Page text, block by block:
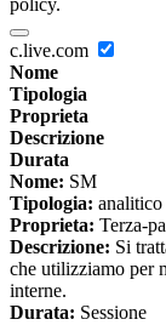
policy.
c.live.com
Nome
Tipologia
Proprieta
Descrizione
Durata
Nome: SM
Tipologia: analitico
Proprieta: Terza-
Descrizione: Si
che utilizziamo per
interne.
Durata: Sessione